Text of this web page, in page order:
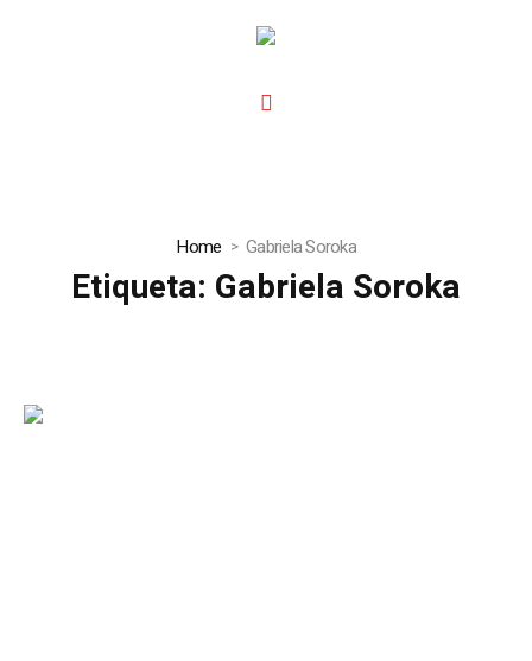
Home Gabriela Soroka
Etiqueta: Gabriela Soroka